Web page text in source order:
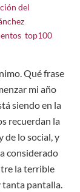
del
,top100
Qué frase
mi año
siendo en la
recuerdan la
de lo social, y
considerado
la terrible
tanta pantalla.